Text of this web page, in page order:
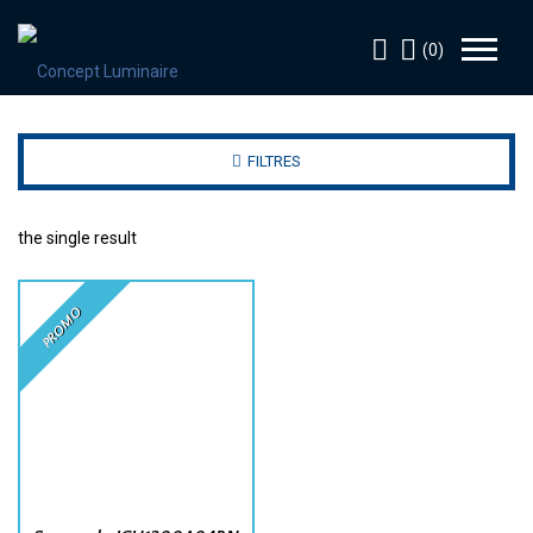
(0)
FILTRES
the single result
PROMO